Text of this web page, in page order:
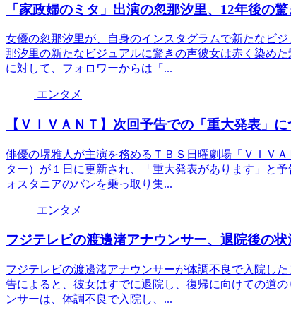
「家政婦のミタ」出演の忽那汐里、12年後の
女優の忽那汐里が、自身のインスタグラムで新たなビ
那汐里の新たなビジュアルに驚きの声彼女は赤く染め
に対して、フォロワーからは「...
エンタメ
【ＶＩＶＡＮＴ】次回予告での「重大発表」
俳優の堺雅人が主演を務めるＴＢＳ日曜劇場「ＶＩＶ
ター）が１日に更新され、「重大発表があります」
ォスタニアのバンを乗っ取り集...
エンタメ
フジテレビの渡邊渚アナウンサー、退院後の
フジテレビの渡邊渚アナウンサーが体調不良で入院し
告によると、彼女はすでに退院し、復帰に向けての道
ンサーは、体調不良で入院し、...